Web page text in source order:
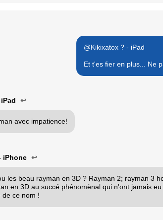
@Kikixatox ? - iPad
Et t'es fier en plus... Ne
↩
avec impatience!
iPhone ↩
les beau rayman en 3D ? Rayman 2; rayman 3
en 3D au succé phénomènal qui n'ont jamais eu
de ce nom !